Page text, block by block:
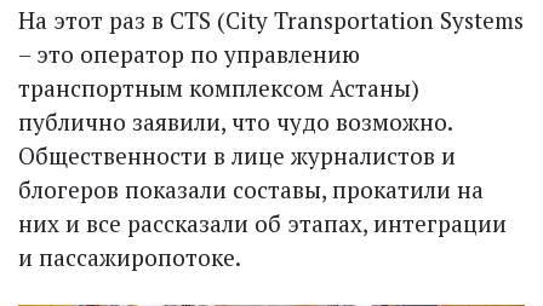
На этот раз в CTS (City Transportation Systems
– это оператор по управлению
транспортным комплексом Астаны)
публично заявили, что чудо возможно.
Общественности в лице журналистов и
блогеров показали составы, прокатили на
них и все рассказали об этапах, интеграции
и пассажиропотоке.